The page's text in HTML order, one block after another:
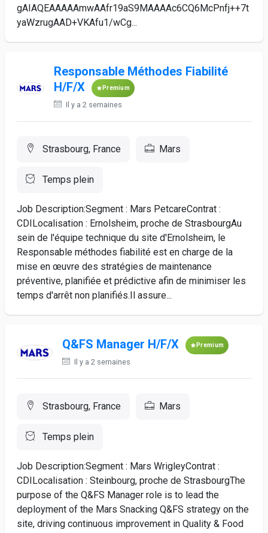
gAIAQEAAAAAmwAAfr19aS9MAAAAc6CQ6McPnfj++7t
yaWzrugAAD+VKAfu1/wCg...
Responsable Méthodes Fiabilité
H/F/X
Premium
Il y a 2 semaines
Strasbourg, France Mars
Temps plein
Job Description:Segment : Mars PetcareContrat :
CDILocalisation : Ernolsheim, proche de StrasbourgAu
sein de l'équipe technique du site d'Ernolsheim, le
Responsable méthodes fiabilité est en charge de la
mise en œuvre des stratégies de maintenance
préventive, planifiée et prédictive afin de minimiser les
temps d'arrêt non planifiés.Il assure...
Q&FS Manager H/F/X Premium
Il y a 2 semaines
Strasbourg, France Mars
Temps plein
Job Description:Segment : Mars WrigleyContrat :
CDILocalisation : Steinbourg, proche de StrasbourgThe
purpose of the Q&FS Manager role is to lead the
deployment of the Mars Snacking Q&FS strategy on the
site, driving continuous improvement in Quality & Food